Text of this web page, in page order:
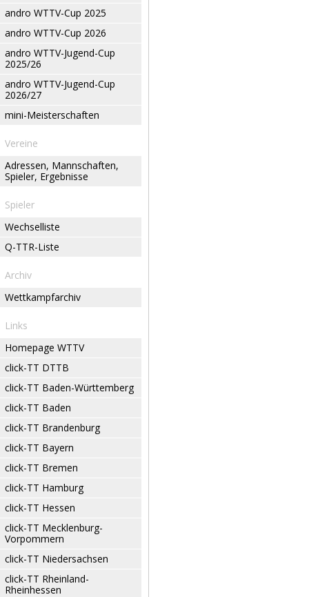
andro WTTV-Cup 2025
andro WTTV-Cup 2026
andro WTTV-Jugend-Cup
2025/26
andro WTTV-Jugend-Cup
2026/27
mini-Meisterschaften
Vereine
Adressen, Mannschaften,
Spieler, Ergebnisse
Spieler
Wechselliste
Q-TTR-Liste
Archiv
Wettkampfarchiv
Links
Homepage WTTV
click-TT DTTB
click-TT Baden-Württemberg
click-TT Baden
click-TT Brandenburg
click-TT Bayern
click-TT Bremen
click-TT Hamburg
click-TT Hessen
click-TT Mecklenburg-
Vorpommern
click-TT Niedersachsen
click-TT Rheinland-
Rheinhessen